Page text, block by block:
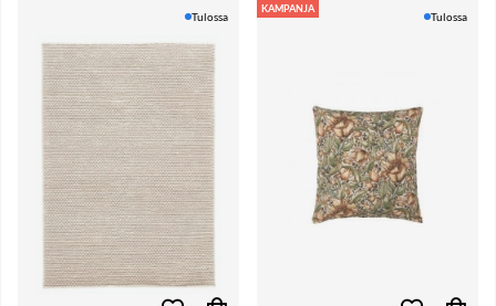
Tulossa
KAMPANJA
Tulossa